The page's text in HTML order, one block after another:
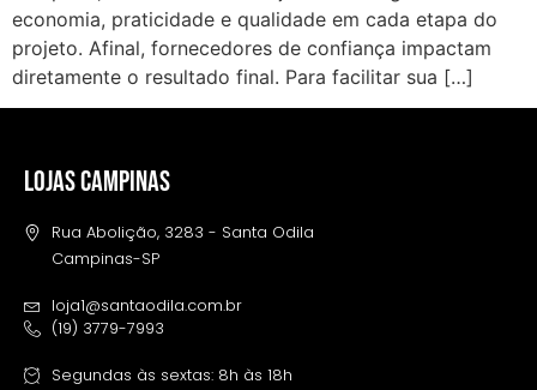
economia, praticidade e qualidade em cada etapa do
projeto. Afinal, fornecedores de confiança impactam
diretamente o resultado final. Para facilitar sua […]
LOJAS CAMPINAS
Rua Abolição, 3283 - Santa Odila
Campinas-SP
loja1@santaodila.com.br
(19) 3779-7993
Segundas às sextas: 8h às 18h